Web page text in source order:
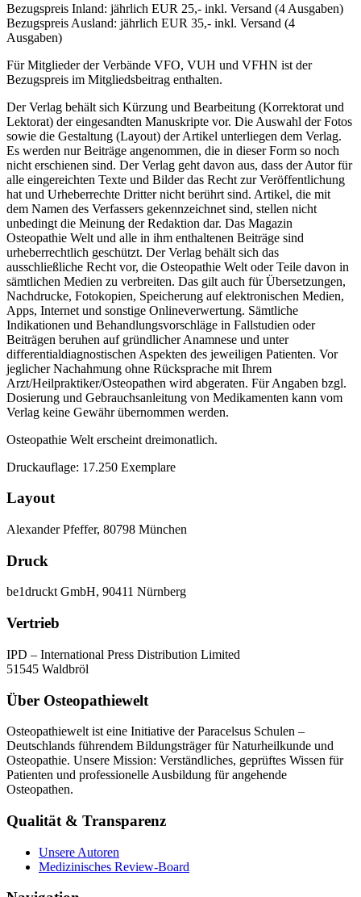
Bezugspreis Inland: jährlich EUR 25,- inkl. Versand (4 Ausgaben)
Bezugspreis Ausland: jährlich EUR 35,- inkl. Versand (4
Ausgaben)
Für Mitglieder der Verbände VFO, VUH und VFHN ist der
Bezugspreis im Mitgliedsbeitrag enthalten.
Der Verlag behält sich Kürzung und Bearbeitung (Korrektorat und
Lektorat) der eingesandten Manuskripte vor. Die Auswahl der Fotos
sowie die Gestaltung (Layout) der Artikel unterliegen dem Verlag.
Es werden nur Beiträge angenommen, die in dieser Form so noch
nicht erschienen sind. Der Verlag geht davon aus, dass der Autor für
alle eingereichten Texte und Bilder das Recht zur Veröffentlichung
hat und Urheberrechte Dritter nicht berührt sind. Artikel, die mit
dem Namen des Verfassers gekennzeichnet sind, stellen nicht
unbedingt die Meinung der Redaktion dar. Das Magazin
Osteopathie Welt und alle in ihm enthaltenen Beiträge sind
urheberrechtlich geschützt. Der Verlag behält sich das
ausschließliche Recht vor, die Osteopathie Welt oder Teile davon in
sämtlichen Medien zu verbreiten. Das gilt auch für Übersetzungen,
Nachdrucke, Fotokopien, Speicherung auf elektronischen Medien,
Apps, Internet und sonstige Onlineverwertung. Sämtliche
Indikationen und Behandlungsvorschläge in Fallstudien oder
Beiträgen beruhen auf gründlicher Anamnese und unter
differentialdiagnostischen Aspekten des jeweiligen Patienten. Vor
jeglicher Nachahmung ohne Rücksprache mit Ihrem
Arzt/Heilpraktiker/Osteopathen wird abgeraten. Für Angaben bzgl.
Dosierung und Gebrauchsanleitung von Medikamenten kann vom
Verlag keine Gewähr übernommen werden.
Osteopathie Welt erscheint dreimonatlich.
Druckauflage: 17.250 Exemplare
Layout
Alexander Pfeffer, 80798 München
Druck
be1druckt GmbH, 90411 Nürnberg
Vertrieb
IPD – International Press Distribution Limited
51545 Waldbröl
Über Osteopathiewelt
Osteopathiewelt ist eine Initiative der Paracelsus Schulen –
Deutschlands führendem Bildungsträger für Naturheilkunde und
Osteopathie. Unsere Mission: Verständliches, geprüftes Wissen für
Patienten und professionelle Ausbildung für angehende
Osteopathen.
Qualität & Transparenz
Unsere Autoren
Medizinisches Review-Board